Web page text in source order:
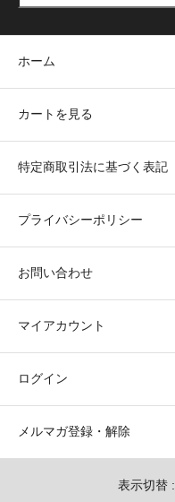
ホーム
カートを見る
特定商取引法に基づく表記
プライバシーポリシー
お問い合わせ
マイアカウント
ログイン
メルマガ登録・解除
表示切替 :